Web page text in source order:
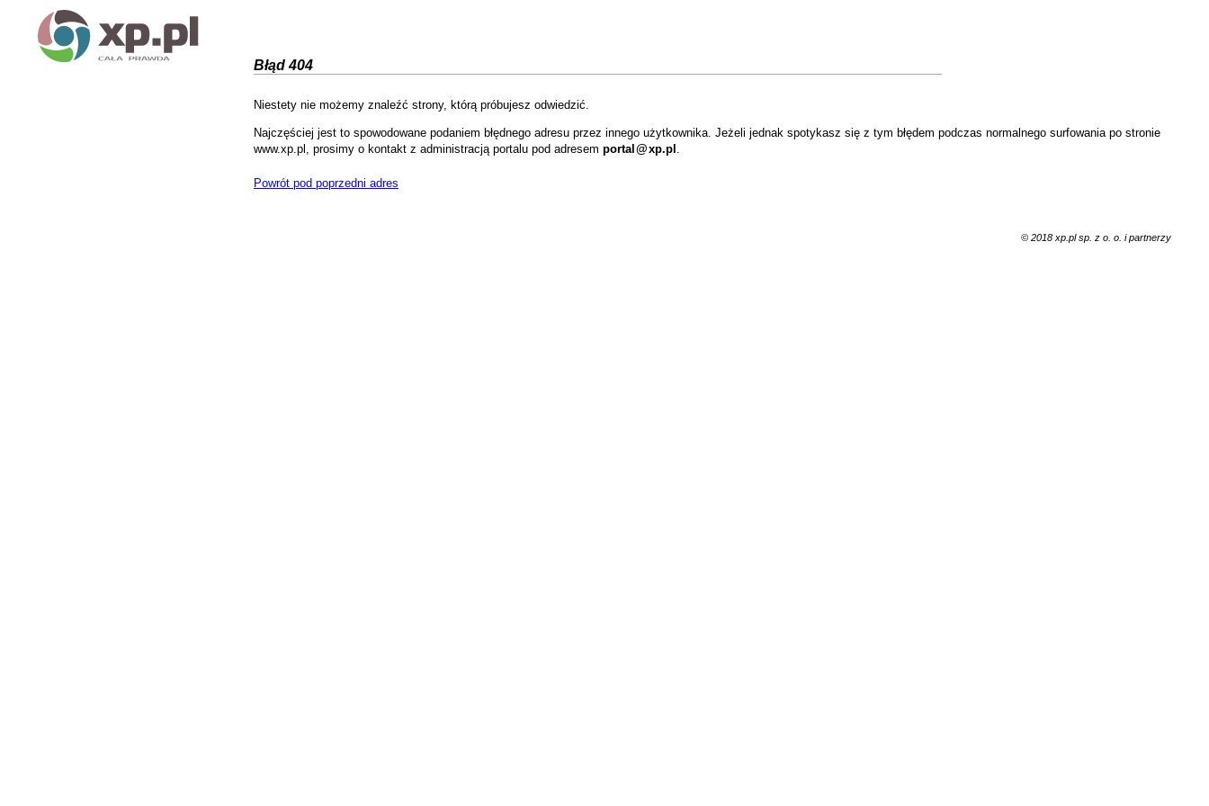
Błąd 404
Niestety nie możemy znaleźć strony, którą próbujesz odwiedzić.
Najczęściej jest to spowodowane podaniem błędnego adresu przez innego użytkownika. Jeżeli jednak spotykasz się z tym błędem podczas normalnego surfowania po stronie
www.xp.pl, prosimy o kontakt z administracją portalu pod adresem portal @xp.pl .
Powrót pod poprzedni adres
© 2018 xp.pl sp. z o. o. i partnerzy